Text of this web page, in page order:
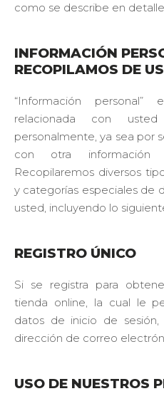
como se describe en
INFORMACIÓN
RECOPILAMOS DE
“Información personal”
relacionada con
personalmente, ya sea por
con otra información
Recopilaremos diversos
y categorías especiales de
usted, incluyendo lo
REGISTRO ÚNICO
Si se registra para
tienda online, la cual le
datos de inicio de
dirección de correo
USO DE NUESTROS
deberás dejar de
Cookies Propias:
correcto
despliegue de
todos los
componentes del
sitio. Para que
todo funcione
correctamente.
de estas cookies
conocer el
comportamiento
cuantitativo de
cada visitante al
sitio web.
nos permite